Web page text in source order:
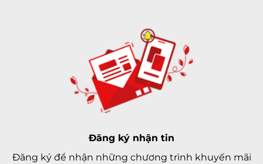
Đăng ký nhận tin
Đăng ký để nhận những chương trình khuyến mãi